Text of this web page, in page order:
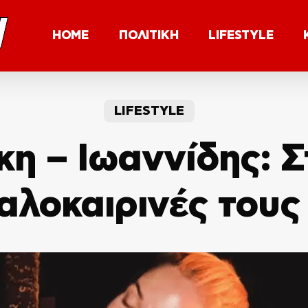
HOME ΠΟΛΙΤΙΚΗ LIFESTYLE
LIFESTYLE
– Ιωαννίδης: